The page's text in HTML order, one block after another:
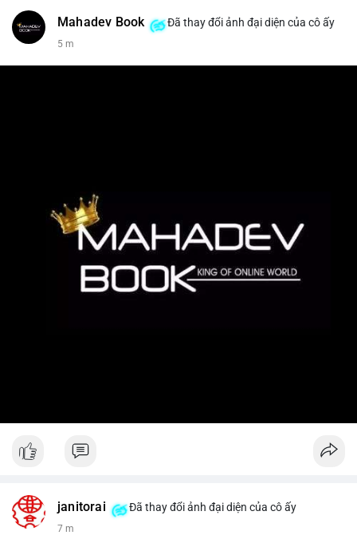
Mahadev Book Đã thay đổi ảnh đại diện của cô ấy
5 m
janitorai Đã thay đổi ảnh đại diện của cô ấy
7 m